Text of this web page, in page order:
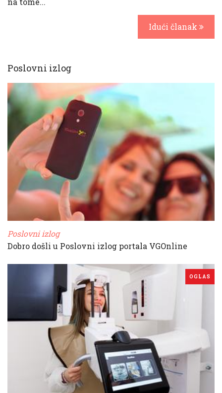
Idući članak
Poslovni izlog
Poslovni izlog
Dobro došli u Poslovni izlog portala VGOnline
OGLAS